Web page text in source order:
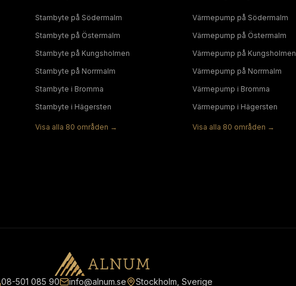
Stambyte på Södermalm
Stambyte på Östermalm
Stambyte på Kungsholmen
Stambyte på Norrmalm
Stambyte i Bromma
Stambyte i Hägersten
Visa alla 80 områden →
Värmepump på Södermalm
Värmepump på Östermalm
Värmepump på Kungsholmen
Värmepump på Norrmalm
Värmepump i Bromma
Värmepump i Hägersten
Visa alla 80 områden →
08-501 085 90 info@alnum.se Stockholm, Sverige